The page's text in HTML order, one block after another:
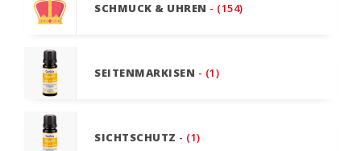
SCHMUCK & UHREN - (154)
SEITENMARKISEN - (1)
SICHTSCHUTZ - (1)